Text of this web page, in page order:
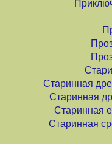
Старинная
Старинная
Старинная
Старинная